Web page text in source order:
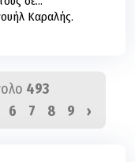
Καραλής.
493
6 7 8 9 ›